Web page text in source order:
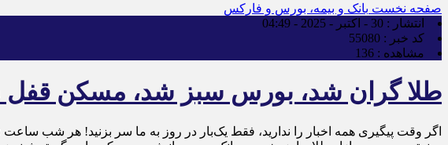
صفحه نخست بانک و بیمه، بورس و فارکس
انتشار : 30 - اکتبر - 2025 - 04:49
کد خبر : 55080
مشاهده : 136
طلا گران شد، بورس سبز شد، مسکن قفل شد